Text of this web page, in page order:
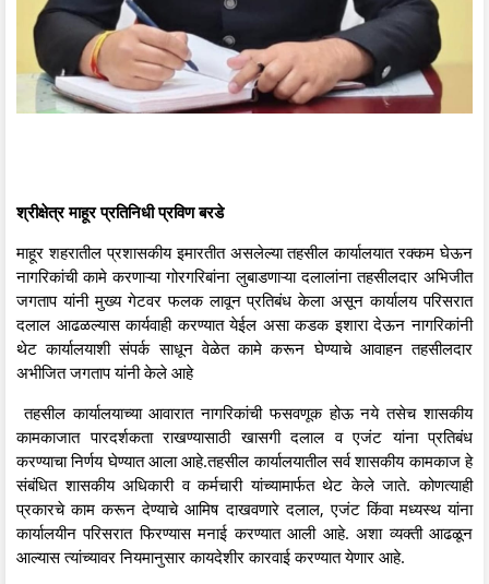
श्रीक्षेत्र माहूर प्रतिनिधी प्रविण बरडे
माहूर शहरातील प्रशासकीय इमारतीत असलेल्या तहसील कार्यालयात रक्कम घेऊन
नागरिकांची कामे करणाऱ्या गोरगरिबांना लुबाडणाऱ्या दलालांना तहसीलदार अभिजीत
जगताप यांनी मुख्य गेटवर फलक लावून प्रतिबंध केला असून कार्यालय परिसरात
दलाल आढळल्यास कार्यवाही करण्यात येईल असा कडक इशारा देऊन नागरिकांनी
थेट कार्यालयाशी संपर्क साधून वेळेत कामे करून घेण्याचे आवाहन तहसीलदार
अभीजित जगताप यांनी केले आहे
तहसील कार्यालयाच्या आवारात नागरिकांची फसवणूक होऊ नये तसेच शासकीय
कामकाजात पारदर्शकता राखण्यासाठी खासगी दलाल व एजंट यांना प्रतिबंध
करण्याचा निर्णय घेण्यात आला आहे.तहसील कार्यालयातील सर्व शासकीय कामकाज हे
संबंधित शासकीय अधिकारी व कर्मचारी यांच्यामार्फत थेट केले जाते. कोणत्याही
प्रकारचे काम करून देण्याचे आमिष दाखवणारे दलाल, एजंट किंवा मध्यस्थ यांना
कार्यालयीन परिसरात फिरण्यास मनाई करण्यात आली आहे. अशा व्यक्ती आढळून
आल्यास त्यांच्यावर नियमानुसार कायदेशीर कारवाई करण्यात येणार आहे.